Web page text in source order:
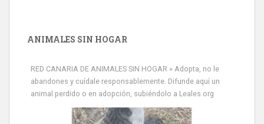
ANIMALES SIN HOGAR
RED CANARIA DE ANIMALES SIN HOGAR » Adopta, no le
abandones y cuídale responsablemente. Difunde aquí un
animal perdido o en adopción, subiéndolo a Leales.org